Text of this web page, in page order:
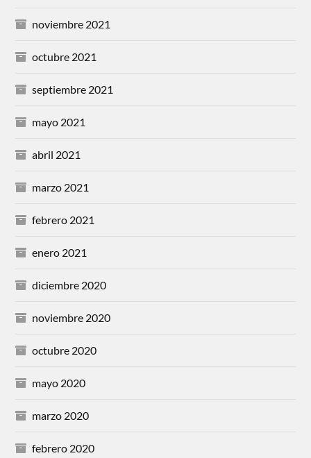
noviembre 2021
octubre 2021
septiembre 2021
mayo 2021
abril 2021
marzo 2021
febrero 2021
enero 2021
diciembre 2020
noviembre 2020
octubre 2020
mayo 2020
marzo 2020
febrero 2020